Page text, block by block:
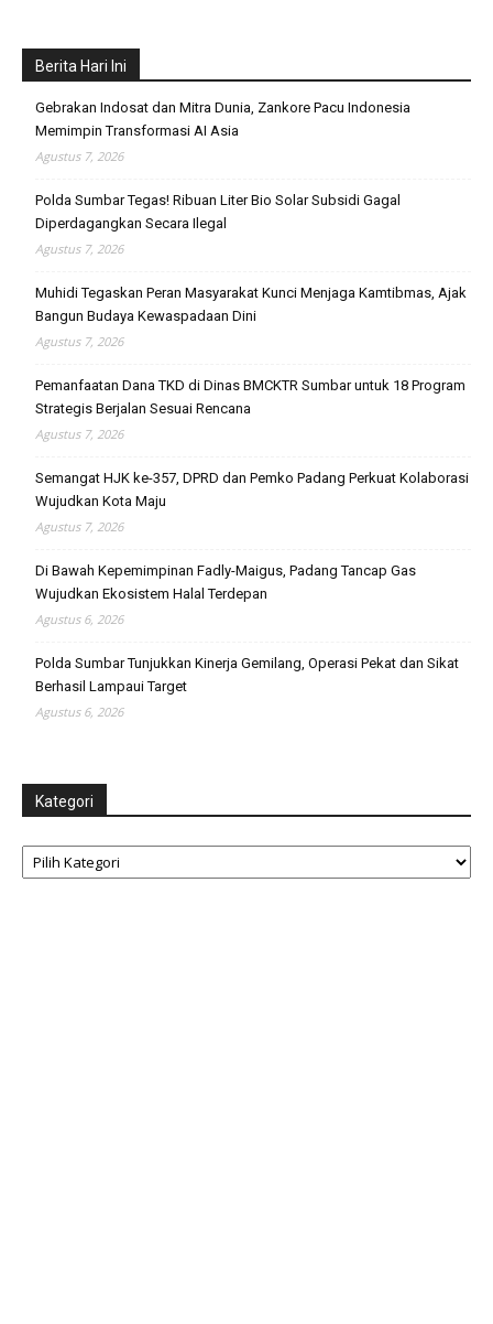
Berita Hari Ini
Gebrakan Indosat dan Mitra Dunia, Zankore Pacu Indonesia
Memimpin Transformasi AI Asia
Agustus 7, 2026
Polda Sumbar Tegas! Ribuan Liter Bio Solar Subsidi Gagal
Diperdagangkan Secara Ilegal
Agustus 7, 2026
Muhidi Tegaskan Peran Masyarakat Kunci Menjaga Kamtibmas, Ajak
Bangun Budaya Kewaspadaan Dini
Agustus 7, 2026
Pemanfaatan Dana TKD di Dinas BMCKTR Sumbar untuk 18 Program
Strategis Berjalan Sesuai Rencana
Agustus 7, 2026
Semangat HJK ke-357, DPRD dan Pemko Padang Perkuat Kolaborasi
Wujudkan Kota Maju
Agustus 7, 2026
Di Bawah Kepemimpinan Fadly-Maigus, Padang Tancap Gas
Wujudkan Ekosistem Halal Terdepan
Agustus 6, 2026
Polda Sumbar Tunjukkan Kinerja Gemilang, Operasi Pekat dan Sikat
Berhasil Lampaui Target
Agustus 6, 2026
Kategori